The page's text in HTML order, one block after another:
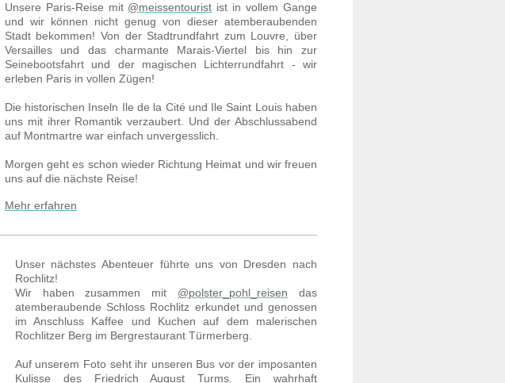
Unsere Paris-Reise mit @meissentourist ist in vollem Gange
und wir können nicht genug von dieser atemberaubenden
Stadt bekommen! Von der Stadtrundfahrt zum Louvre, über
Versailles und das charmante Marais-Viertel bis hin zur
Seinebootsfahrt und der magischen Lichterrundfahrt - wir
erleben Paris in vollen Zügen!
Die historischen Inseln Ile de la Cité und Ile Saint Louis haben
uns mit ihrer Romantik verzaubert. Und der Abschlussabend
auf Montmartre war einfach unvergesslich.
Morgen geht es schon wieder Richtung Heimat und wir freuen
uns auf die nächste Reise!
Mehr erfahren
Unser nächstes Abenteuer führte uns von Dresden nach
Rochlitz!
Wir haben zusammen mit
@polster_pohl_reisen
das
atemberaubende Schloss Rochlitz erkundet und genossen
im Anschluss Kaffee und Kuchen auf dem malerischen
Rochlitzer Berg im Bergrestaurant Türmerberg.
Auf unserem Foto seht ihr unseren Bus vor der imposanten
Kulisse des Friedrich August Turms. Ein wahrhaft